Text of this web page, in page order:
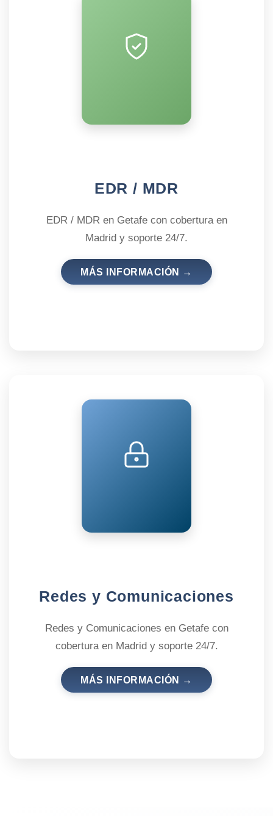
EDR / MDR
EDR / MDR en Getafe con cobertura en
Madrid y soporte 24/7.
MÁS INFORMACIÓN →
Redes y Comunicaciones
Redes y Comunicaciones en Getafe con
cobertura en Madrid y soporte 24/7.
MÁS INFORMACIÓN →